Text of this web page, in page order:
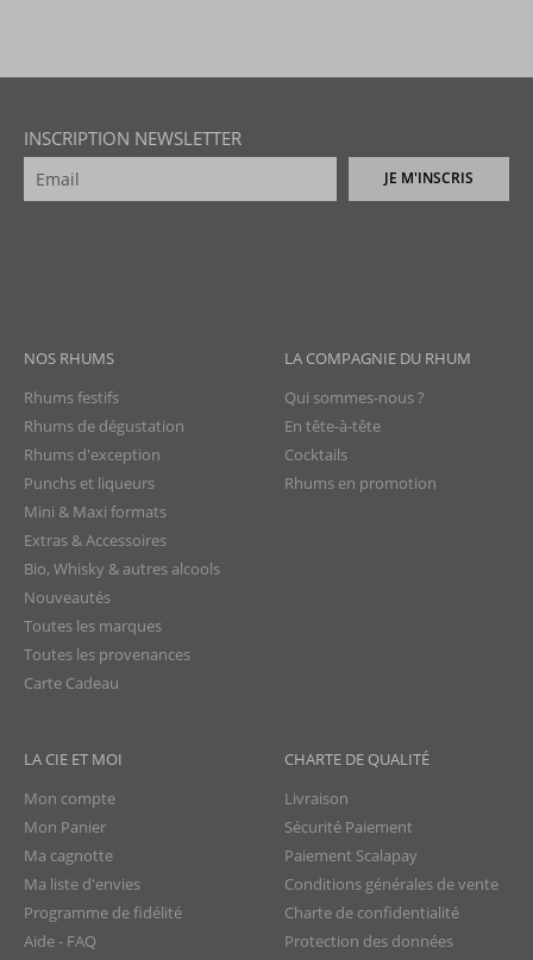
INSCRIPTION NEWSLETTER
JE M'INSCRIS
NOS RHUMS
Rhums festifs
Rhums de dégustation
Rhums d'exception
Punchs et liqueurs
Mini & Maxi formats
Extras & Accessoires
Bio, Whisky & autres alcools
Nouveautés
Toutes les marques
Toutes les provenances
Carte Cadeau
LA COMPAGNIE DU RHUM
Qui sommes-nous ?
En tête-à-tête
Cocktails
Rhums en promotion
LA CIE ET MOI
Mon compte
Mon Panier
Ma cagnotte
Ma liste d'envies
Programme de fidélité
Aide - FAQ
CHARTE DE QUALITÉ
Livraison
Sécurité Paiement
Paiement Scalapay
Conditions générales de vente
Charte de confidentialité
Protection des données